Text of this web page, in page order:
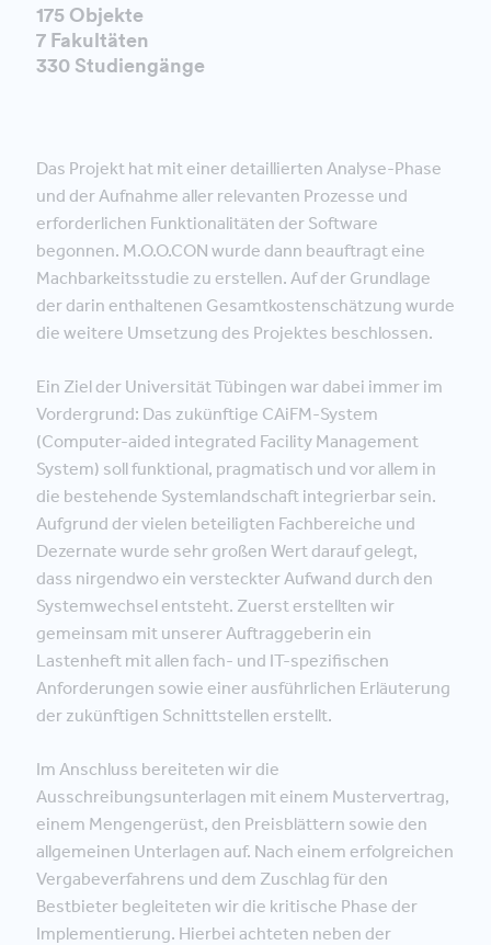
175 Objekte
7 Fakultäten
330 Studiengänge
Das Projekt hat mit einer detaillierten Analyse-Phase
und der Aufnahme aller relevanten Prozesse und
erforderlichen Funktionalitäten der Software
begonnen. M.O.O.CON wurde dann beauftragt eine
Machbarkeitsstudie zu erstellen. Auf der Grundlage
der darin enthaltenen Gesamtkostenschätzung wurde
die weitere Umsetzung des Projektes beschlossen.
Ein Ziel der Universität Tübingen war dabei immer im
Vordergrund: Das zukünftige CAiFM-System
(Computer-aided integrated Facility Management
System) soll funktional, pragmatisch und vor allem in
die bestehende Systemlandschaft integrierbar sein.
Aufgrund der vielen beteiligten Fachbereiche und
Dezernate wurde sehr großen Wert darauf gelegt,
dass nirgendwo ein versteckter Aufwand durch den
Systemwechsel entsteht. Zuerst erstellten wir
gemeinsam mit unserer Auftraggeberin ein
Lastenheft mit allen fach- und IT-spezifischen
Anforderungen sowie einer ausführlichen Erläuterung
der zukünftigen Schnittstellen erstellt.
Im Anschluss bereiteten wir die
Ausschreibungsunterlagen mit einem Mustervertrag,
einem Mengengerüst, den Preisblättern sowie den
allgemeinen Unterlagen auf. Nach einem erfolgreichen
Vergabeverfahrens und dem Zuschlag für den
Bestbieter begleiteten wir die kritische Phase der
Implementierung. Hierbei achteten neben der